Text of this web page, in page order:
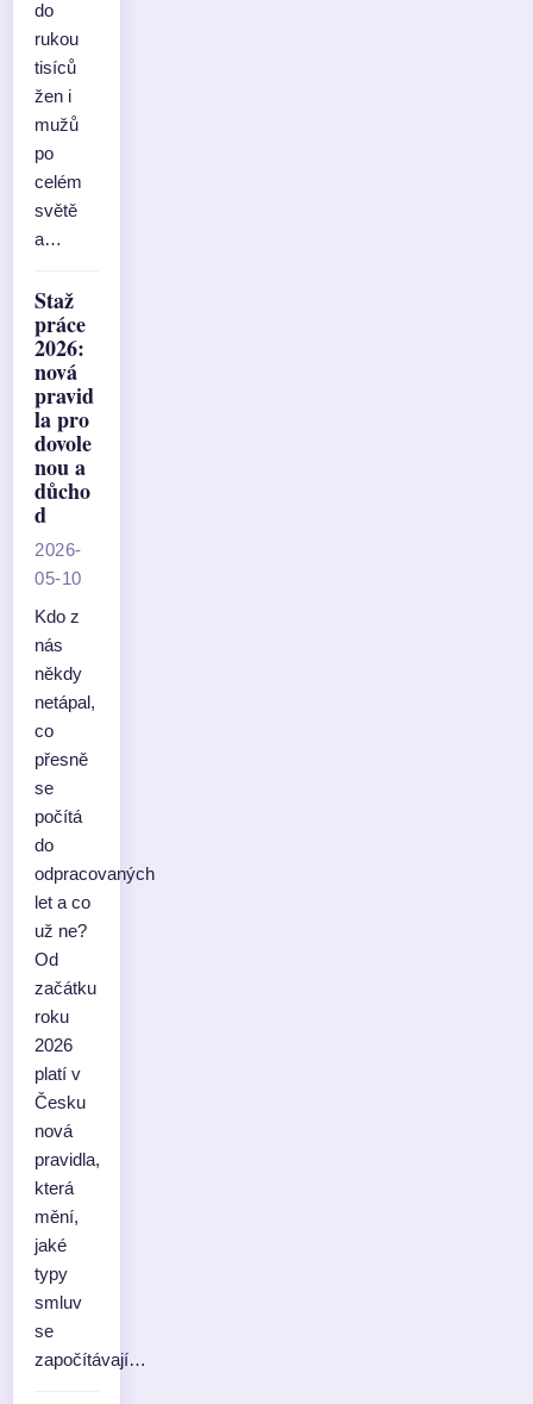
do
rukou
tisíců
žen i
mužů
po
celém
světě
a…
Staž
práce
2026:
nová
pravid
la pro
dovole
nou a
důcho
d
2026-
05-10
Kdo z
nás
někdy
netápal,
co
přesně
se
počítá
do
odpracovaných
let a co
už ne?
Od
začátku
roku
2026
platí v
Česku
nová
pravidla,
která
mění,
jaké
typy
smluv
se
započítávají…